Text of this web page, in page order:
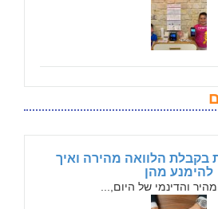
בקבלת הלוואה מהירה ואיך
להימנע מהן
והדינמי של היום,...